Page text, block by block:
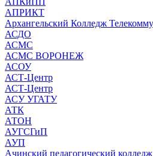
АПРИКТ
Архангельский Колледж
АСДО
АСМС
АСМС ВОРОНЕЖ
АСОУ
АСТ-Центр
АСТ-Центр
АСУ УГАТУ
АТК
АТОН
АУГСГиП
АУП
Ачинский педагогический колледж